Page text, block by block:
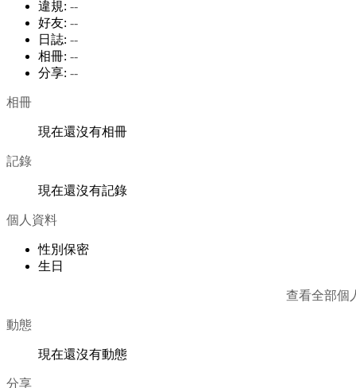
違規: --
好友: --
日誌: --
相冊: --
分享: --
相冊
現在還沒有相冊
記錄
現在還沒有記錄
個人資料
性別 保密
生日
查看全部個
動態
現在還沒有動態
分享